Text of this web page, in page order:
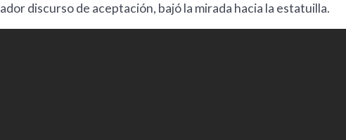
discurso de aceptación, bajó la mirada hacia la estatuilla.